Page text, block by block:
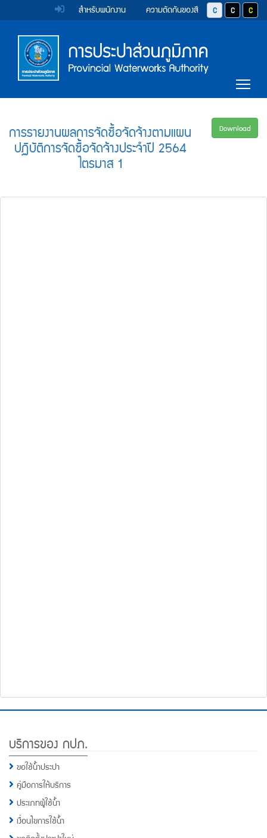
หน้า
แรก
(การ
ประปา
ส่วน
ภูมิภาค)
ไป
ยัง
เนื้อหา
(Skip
to
content)
ข้าม
เมนู
(Skip
Menu
สำหรับพนักงาน ความตัดกันของสี ปุ่มปรับสีตัวอักษร
ปุ่มปรับสีตั
ปุ่มป
ตรา
สัญลักษณ์
และ
ค่า
การ
ประปา
ภูมิภาค
ตรา
สัญลักษณ์
และ
ค่า
การ
ประปา
ภูมิภาค
Main
Menu
การรายงานผลการจัดซื้อจัดจ้างตามแผน
ปฏิบัติการจัดซื้อจัดจ้างประจำปี 2564
ไตรมาส 1
Download
Footer
Menu
บริการของ กปภ.
ขอใช้น้ำประปา
คู่มือการให้บริการ
ประเภทผู้ใช้น้ำ
เงื่อนไขการใช้น้ำ